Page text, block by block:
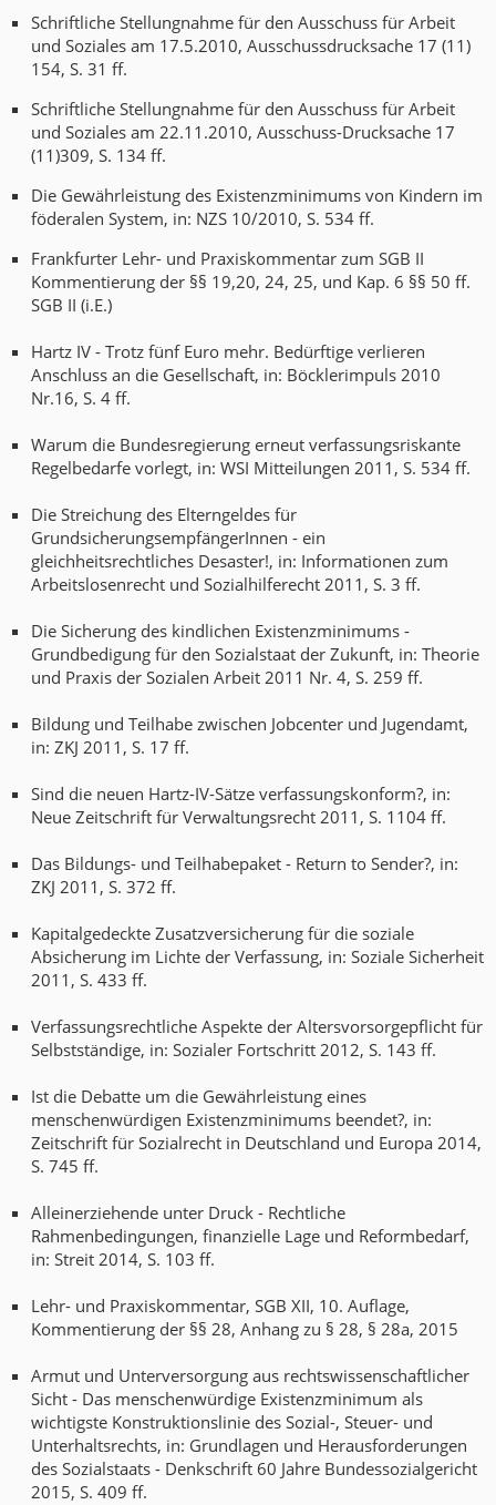
Schriftliche Stellungnahme für den Ausschuss für Arbeit
und Soziales am 17.5.2010, Ausschussdrucksache 17 (11)
154, S. 31 ff.
Schriftliche Stellungnahme für den Ausschuss für Arbeit
und Soziales am 22.11.2010, Ausschuss-Drucksache 17
(11)309, S. 134 ff.
Die Gewährleistung des Existenzminimums von Kindern im
föderalen System, in: NZS 10/2010, S. 534 ff.
Frankfurter Lehr- und Praxiskommentar zum SGB II
Kommentierung der §§ 19,20, 24, 25, und Kap. 6 §§ 50 ff.
SGB II (i.E.)
Hartz IV - Trotz fünf Euro mehr. Bedürftige verlieren
Anschluss an die Gesellschaft, in: Böcklerimpuls 2010
Nr.16, S. 4 ff.
Warum die Bundesregierung erneut verfassungsriskante
Regelbedarfe vorlegt, in: WSI Mitteilungen 2011, S. 534 ff.
Die Streichung des Elterngeldes für
GrundsicherungsempfängerInnen - ein
gleichheitsrechtliches Desaster!, in: Informationen zum
Arbeitslosenrecht und Sozialhilferecht 2011, S. 3 ff.
Die Sicherung des kindlichen Existenzminimums -
Grundbedigung für den Sozialstaat der Zukunft, in: Theorie
und Praxis der Sozialen Arbeit 2011 Nr. 4, S. 259 ff.
Bildung und Teilhabe zwischen Jobcenter und Jugendamt,
in: ZKJ 2011, S. 17 ff.
Sind die neuen Hartz-IV-Sätze verfassungskonform?, in:
Neue Zeitschrift für Verwaltungsrecht 2011, S. 1104 ff.
Das Bildungs- und Teilhabepaket - Return to Sender?, in:
ZKJ 2011, S. 372 ff.
Kapitalgedeckte Zusatzversicherung für die soziale
Absicherung im Lichte der Verfassung, in: Soziale Sicherheit
2011, S. 433 ff.
Verfassungsrechtliche Aspekte der Altersvorsorgepflicht für
Selbstständige, in: Sozialer Fortschritt 2012, S. 143 ff.
Ist die Debatte um die Gewährleistung eines
menschenwürdigen Existenzminimums beendet?, in:
Zeitschrift für Sozialrecht in Deutschland und Europa 2014,
S. 745 ff.
Alleinerziehende unter Druck - Rechtliche
Rahmenbedingungen, finanzielle Lage und Reformbedarf,
in: Streit 2014, S. 103 ff.
Lehr- und Praxiskommentar, SGB XII, 10. Auflage,
Kommentierung der §§ 28, Anhang zu § 28, § 28a, 2015
Armut und Unterversorgung aus rechtswissenschaftlicher
Sicht - Das menschenwürdige Existenzminimum als
wichtigste Konstruktionslinie des Sozial-, Steuer- und
Unterhaltsrechts, in: Grundlagen und Herausforderungen
des Sozialstaats - Denkschrift 60 Jahre Bundessozialgericht
2015, S. 409 ff.